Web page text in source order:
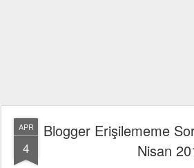
APR
4
Blogger Erişilememe
Nisan